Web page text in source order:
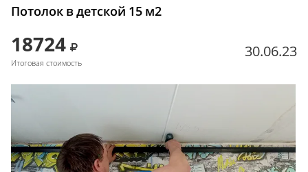
Потолок в детской 15 м2
18724
Итоговая стоимость
30.06.23